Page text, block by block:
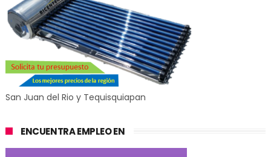
San Juan del Rio y Tequisquiapan
ENCUENTRA EMPLEO EN